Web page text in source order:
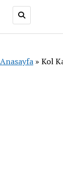
Anasayfa » Kol